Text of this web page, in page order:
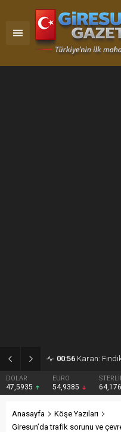
00:56 Karan:
DOLAR
47,5935
EURO
54,9385
Anasayfa
Köşe Yazıları
Giresun’da trafik sorunu ve